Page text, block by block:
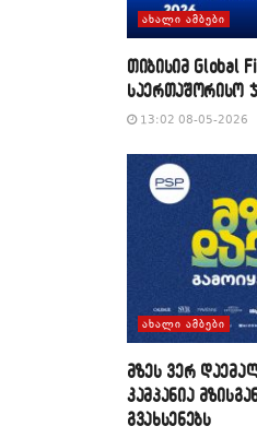
ᲐᲮᲐᲚᲘ ᲐᲛᲑᲔᲑᲘ
თიბისიმ Global
საერთაშორისო
13:02 08-05-2026
ᲐᲮᲐᲚᲘ ᲐᲛᲑᲔᲑᲘ
მზეს ვერ
კამპანია
გვახსენებს